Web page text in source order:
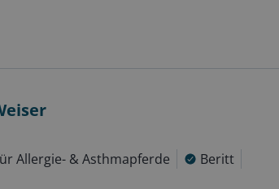
Allergie- & Asthmapferde
Beritt